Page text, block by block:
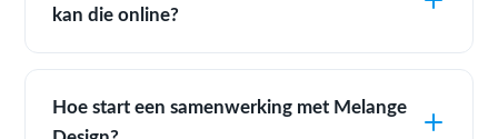
kan die online?
Hoe start een samenwerking met Melange